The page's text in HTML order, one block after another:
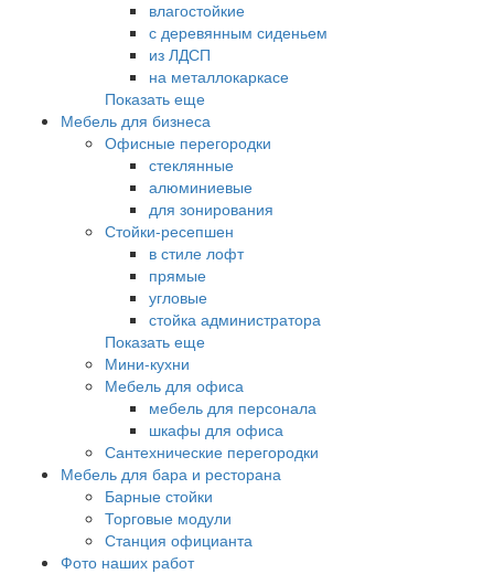
влагостойкие
с деревянным сиденьем
из ЛДСП
на металлокаркасе
Показать еще
Мебель для бизнеса
Офисные перегородки
стеклянные
алюминиевые
для зонирования
Стойки-ресепшен
в стиле лофт
прямые
угловые
стойка администратора
Показать еще
Мини-кухни
Мебель для офиса
мебель для персонала
шкафы для офиса
Сантехнические перегородки
Мебель для бара и ресторана
Барные стойки
Торговые модули
Станция официанта
Фото наших работ